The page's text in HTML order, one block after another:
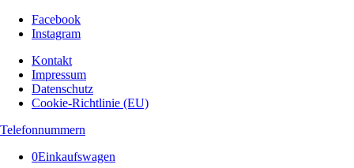
Facebook
Instagram
Kontakt
Impressum
Datenschutz
Cookie-Richtlinie (EU)
Telefonnummern
0Einkaufswagen